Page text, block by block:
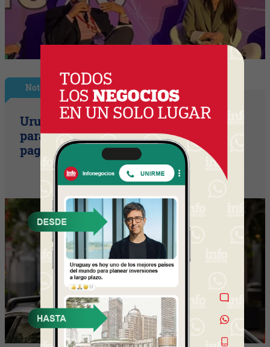
Nota Principal
Uruguay empieza a discutir las reglas
para una movilidad autónoma (¿Quién
paga si el auto sin conductor choca?)